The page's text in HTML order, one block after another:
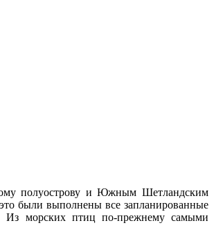
полуострову и Южным Шетландским
были выполнены все запланированные
Из морских птиц по-прежнему самыми